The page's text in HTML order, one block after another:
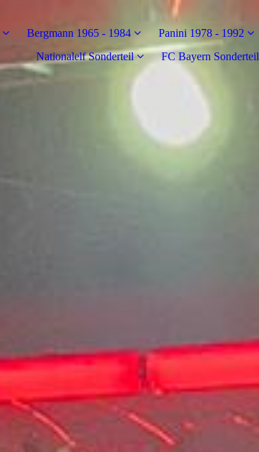
Bergmann 1965 - 1984 Panini 1978 - 1992
Nationalelf Sonderteil
FC Bayern Sonderteil